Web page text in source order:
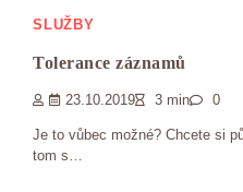
SLUŽBY
Tolerance záznamů
23.10.2019 3 min 0
Je to vůbec možné? Chcete si
tom s…